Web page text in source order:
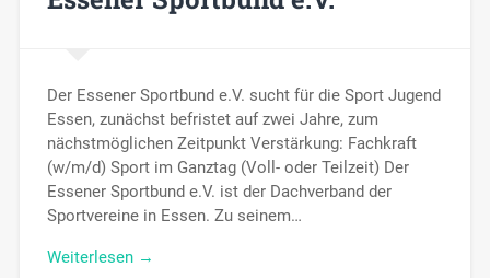
Der Essener Sportbund e.V. sucht für die Sport Jugend
Essen, zunächst befristet auf zwei Jahre, zum
nächstmöglichen Zeitpunkt Verstärkung: Fachkraft
(w/m/d) Sport im Ganztag (Voll- oder Teilzeit) Der
Essener Sportbund e.V. ist der Dachverband der
Sportvereine in Essen. Zu seinem…
Weiterlesen →